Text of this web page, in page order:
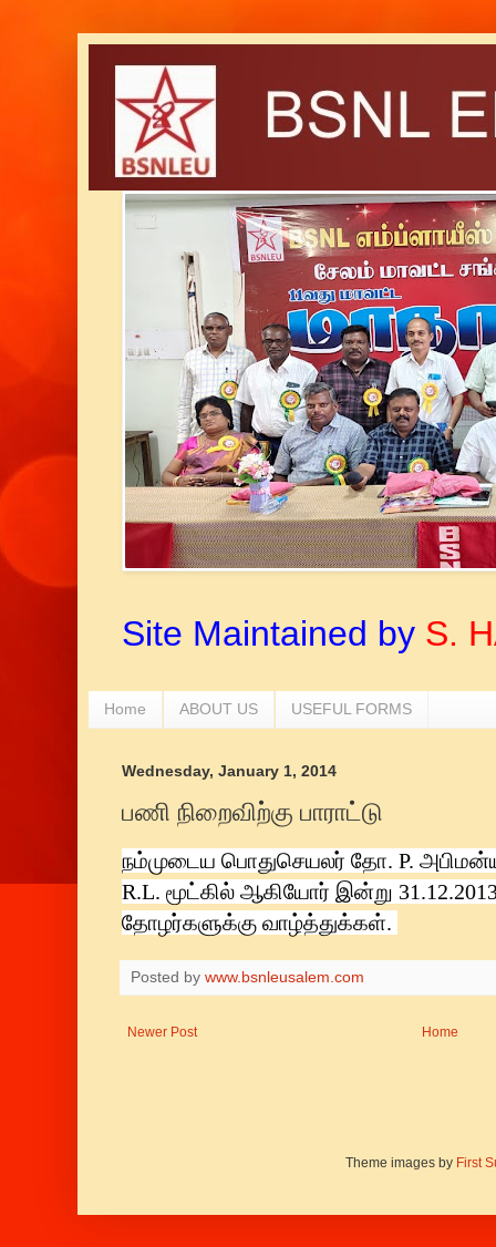
Site Maintained by S.
Home ABOUT US USEFUL FORMS
Wednesday, January 1, 2014
பணி நிறைவிற்கு பாராட்டு
நம்முடைய பொதுசெயலர் தோ. P.
R.L. மூட்கில் ஆகியோர் இன்று
தோழர்களுக்கு வாழ்த்துக்கள்.
Posted by www.bsnleusalem.com
Newer Post Home
Theme images by First